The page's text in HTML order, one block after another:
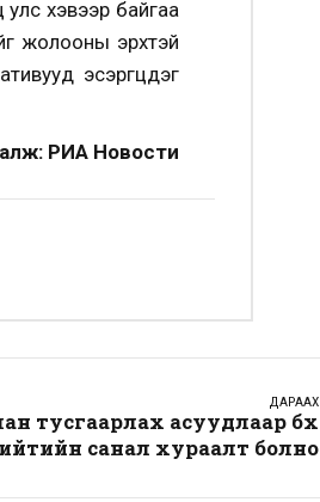
улс хэвээр байгаа
жолооны эрхтэй
эсэргүүцдэг
РИА Новости
ДАРААХ
тусгаарлах асуудлаар бүх
санал хураалт болно